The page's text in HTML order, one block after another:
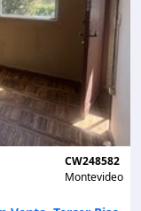
CW248582
Montevideo